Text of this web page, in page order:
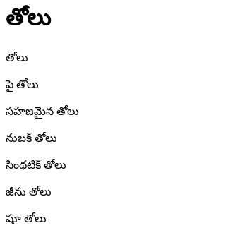
తోలు
తోలు
పై తోలు
సహజమైన తోలు
నుబక్ తోలు
సింథటిక్ తోలు
జీను తోలు
షూ తోలు